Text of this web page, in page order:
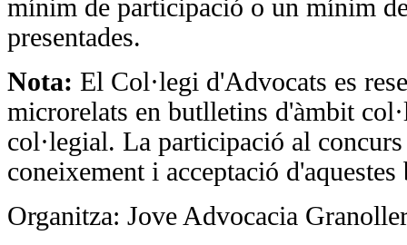
mínim de participació o un mínim
presentades.
Nota: El Col·legi d'Advocats es
microrelats en butlletins d'àmbit
col·legial. La participació al
coneixement i acceptació d'aquestes
Organitza: Jove Advocacia